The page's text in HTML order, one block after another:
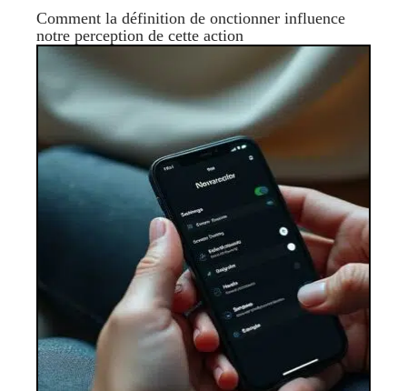
Comment la définition de onctionner influence
notre perception de cette action